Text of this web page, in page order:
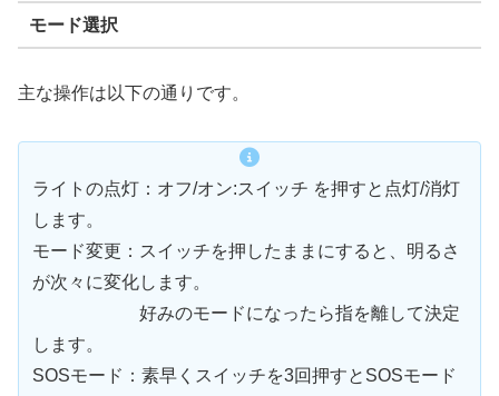
モード選択
主な操作は以下の通りです。
ライトの点灯：オフ/オン:スイッチ を押すと点灯/消灯
します。
モード変更：スイッチを押したままにすると、明るさ
が次々に変化します。
好みのモードになったら指を離して決定
します。
SOSモード：素早くスイッチを3回押すとSOSモード